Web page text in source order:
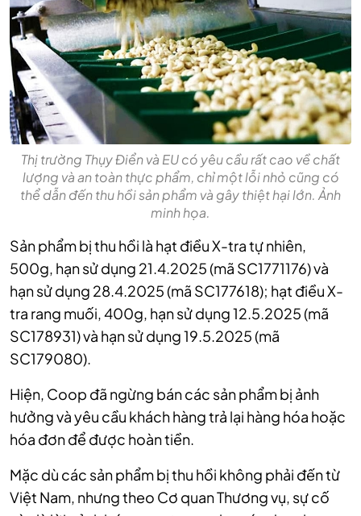
Thị trường Thụy Điển và EU có yêu cầu rất cao về chất
lượng và an toàn thực phẩm, chỉ một lỗi nhỏ cũng có
thể dẫn đến thu hồi sản phẩm và gây thiệt hại lớn. Ảnh
minh họa.
Sản phẩm bị thu hồi là hạt điều X-tra tự nhiên,
500g, hạn sử dụng 21.4.2025 (mã SC1771176) và
hạn sử dụng 28.4.2025 (mã SC177618); hạt điều X-
tra rang muối, 400g, hạn sử dụng 12.5.2025 (mã
SC178931) và hạn sử dụng 19.5.2025 (mã
SC179080).
Hiện, Coop đã ngừng bán các sản phẩm bị ảnh
hưởng và yêu cầu khách hàng trả lại hàng hóa hoặc
hóa đơn để được hoàn tiền.
Mặc dù các sản phẩm bị thu hồi không phải đến từ
Việt Nam, nhưng theo Cơ quan Thương vụ, sự cố